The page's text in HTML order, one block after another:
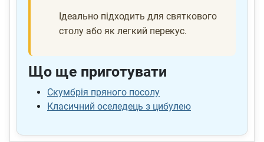
Ідеально підходить для святкового
столу або як легкий перекус.
Що ще приготувати
Скумбрія пряного посолу
Класичний оселедець з цибулею